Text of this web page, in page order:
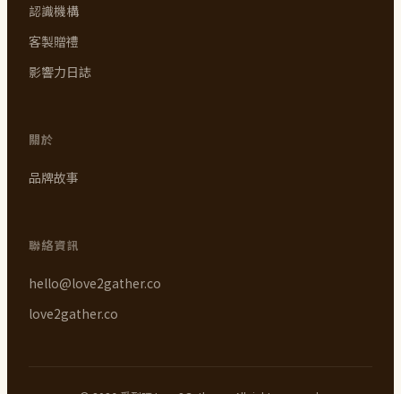
認識機構
客製贈禮
影響力日誌
關於
品牌故事
聯絡資訊
hello@love2gather.co
love2gather.co